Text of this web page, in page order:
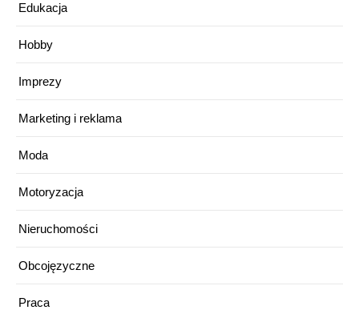
Edukacja
Hobby
Imprezy
Marketing i reklama
Moda
Motoryzacja
Nieruchomości
Obcojęzyczne
Praca